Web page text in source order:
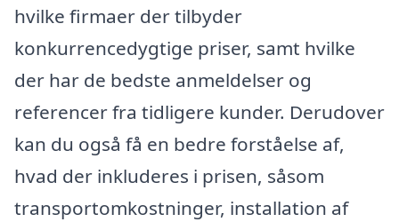
hvilke firmaer der tilbyder
konkurrencedygtige priser, samt hvilke
der har de bedste anmeldelser og
referencer fra tidligere kunder. Derudover
kan du også få en bedre forståelse af,
hvad der inkluderes i prisen, såsom
transportomkostninger, installation af